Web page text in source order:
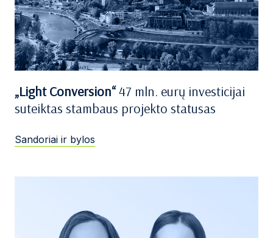
„Light Conversion“47 mln. eurų investicijai
suteiktas stambaus projekto statusas
Sandoriai ir bylos